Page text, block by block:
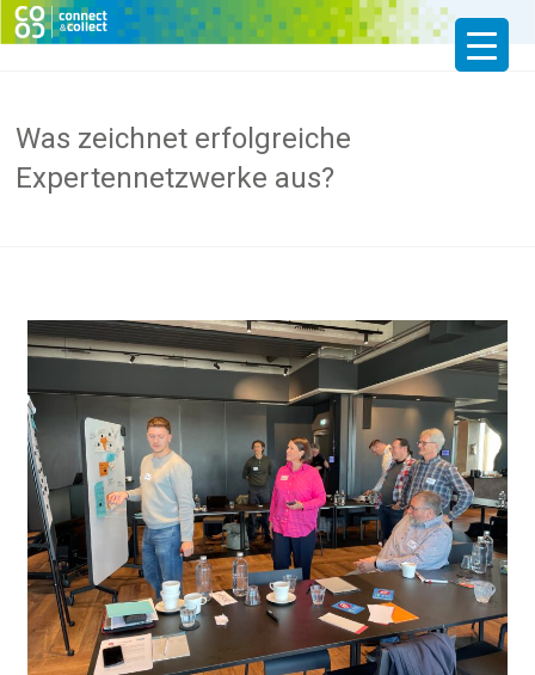
Was zeichnet erfolgreiche
Expertennetzwerke aus?